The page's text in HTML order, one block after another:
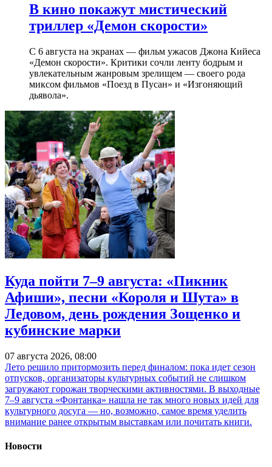
В кино покажут мистический
триллер «Демон скорости»
С 6 августа на экранах — фильм ужасов Джона Кийеса
«Демон скорости». Критики сочли ленту бодрым и
увлекательным жанровым зрелищeм — своего рода
миксом фильмов «Поезд в Пусан» и «Изгоняющий
дьявола».
Куда пойти 7–9 августа: «Пикник
Афиши», песни «Короля и Шута» в
Ледовом, день рождения Зощенко и
кубинские марки
07 августа 2026, 08:00
Лето решило притормозить перед финалом: пока идет сезон
отпусков, организаторы культурных событий не слишком
загружают горожан творческими активностями. В выходные
7–9 августа «Фонтанка» нашла не так много новых идей для
культурного досуга — но, возможно, самое время уделить
внимание ранее открытым выставкам или почитать книги.
Новости